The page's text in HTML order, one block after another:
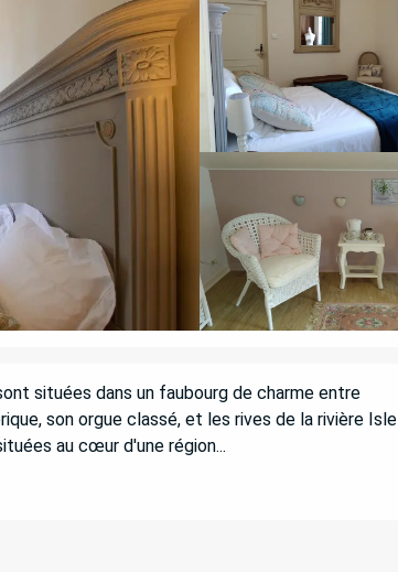
situées dans un faubourg de charme entre
son orgue classé, et les rives de la rivière Isle
au cœur d'une région...